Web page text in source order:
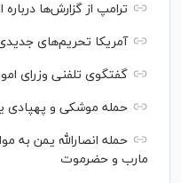
ترامپ از گزارش‌ها
آمریکا تحریم‌های
گفتگوی تلفنی وزرای
حمله موشکی و پهپادی
حمله انصارالله یمن به
مارب و حضرموت